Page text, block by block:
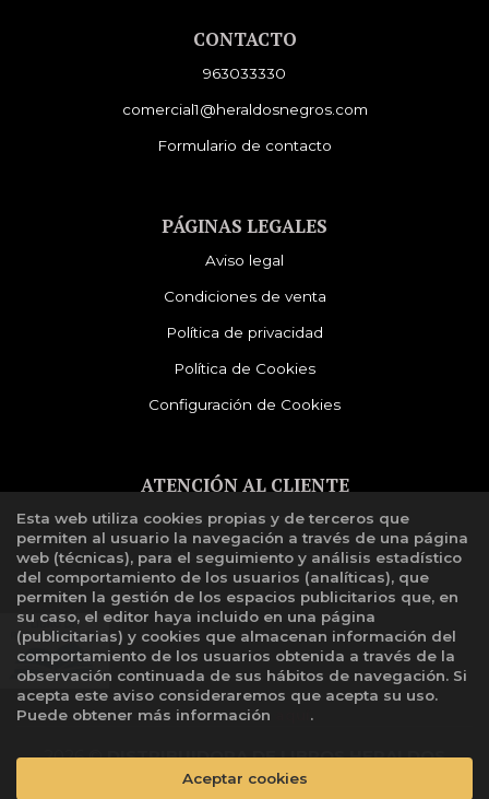
CONTACTO
963033330
comercial1@heraldosnegros.com
Formulario de contacto
PÁGINAS LEGALES
Aviso legal
Condiciones de venta
Política de privacidad
Política de Cookies
Configuración de Cookies
ATENCIÓN AL CLIENTE
Quiénes somos
Libro de reclamaciones
2026 ©DISTRIBUIDORA DE LIBROS HERALDOS
. Todos los Derechos Reservados |
Esta web utiliza cookies propias y de terceros que
permiten al usuario la navegación a través de una página
web (técnicas), para el seguimiento y análisis estadístico
del comportamiento de los usuarios (analíticas), que
permiten la gestión de los espacios publicitarios que, en
su caso, el editor haya incluido en una página
(publicitarias) y cookies que almacenan información del
comportamiento de los usuarios obtenida a través de la
observación continuada de sus hábitos de navegación. Si
acepta este aviso consideraremos que acepta su uso.
Puede obtener más información
.
Aceptar cookies